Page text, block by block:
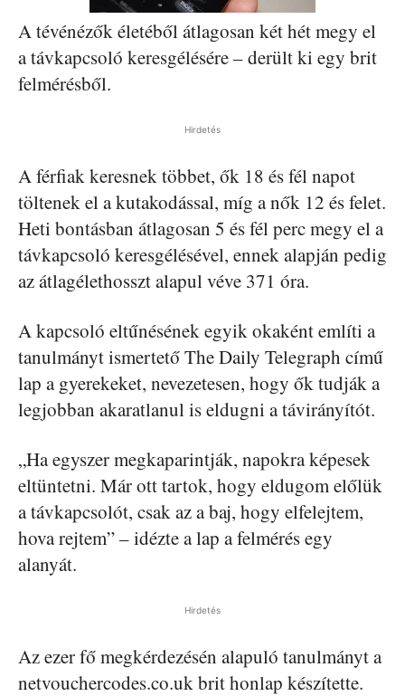
A tévénézők életéből átlagosan két hét megy el
a távkapcsoló keresgélésére – derült ki egy brit
felmérésből.
Hirdetés
A férfiak keresnek többet, ők 18 és fél napot
töltenek el a kutakodással, míg a nők 12 és felet.
Heti bontásban átlagosan 5 és fél perc megy el a
távkapcsoló keresgélésével, ennek alapján pedig
az átlagélethosszt alapul véve 371 óra.
A kapcsoló eltűnésének egyik okaként említi a
tanulmányt ismertető The Daily Telegraph című
lap a gyerekeket, nevezetesen, hogy ők tudják a
legjobban akaratlanul is eldugni a távirányítót.
„Ha egyszer megkaparintják, napokra képesek
eltüntetni. Már ott tartok, hogy eldugom előlük
a távkapcsolót, csak az a baj, hogy elfelejtem,
hova rejtem” – idézte a lap a felmérés egy
alanyát.
Hirdetés
Az ezer fő megkérdezésén alapuló tanulmányt a
netvouchercodes.co.uk brit honlap készítette.